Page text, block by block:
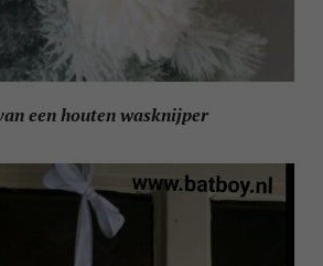
een houten wasknijper